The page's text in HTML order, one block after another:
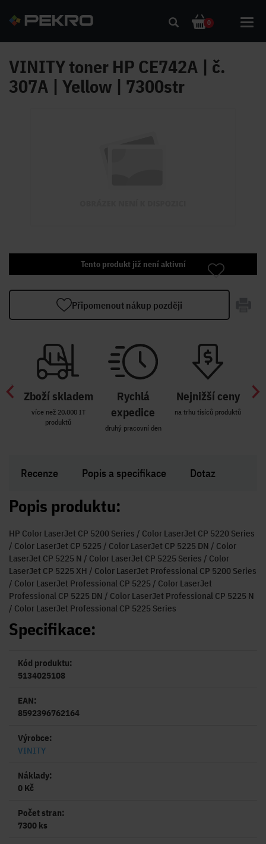
0
VINITY toner HP CE742A | č.
307A | Yellow | 7300str
Tento produkt již není aktivní
Připomenout nákup později
Zboží skladem
více než 20.000 IT
produktů
Rychlá
expedice
druhý pracovní den
Nejnižší ceny
na trhu tisíců produktů
Recenze Popis a specifikace Dotaz
Popis produktu:
HP Color LaserJet CP 5200 Series / Color LaserJet CP 5220 Series
/ Color LaserJet CP 5225 / Color LaserJet CP 5225 DN / Color
LaserJet CP 5225 N / Color LaserJet CP 5225 Series / Color
LaserJet CP 5225 XH / Color LaserJet Professional CP 5200 Series
/ Color LaserJet Professional CP 5225 / Color LaserJet
Professional CP 5225 DN / Color LaserJet Professional CP 5225 N
/ Color LaserJet Professional CP 5225 Series
Specifikace:
Kód produktu:
5134025108
EAN:
8592396762164
Výrobce:
VINITY
Náklady:
0 Kč
Počet stran:
7300 ks